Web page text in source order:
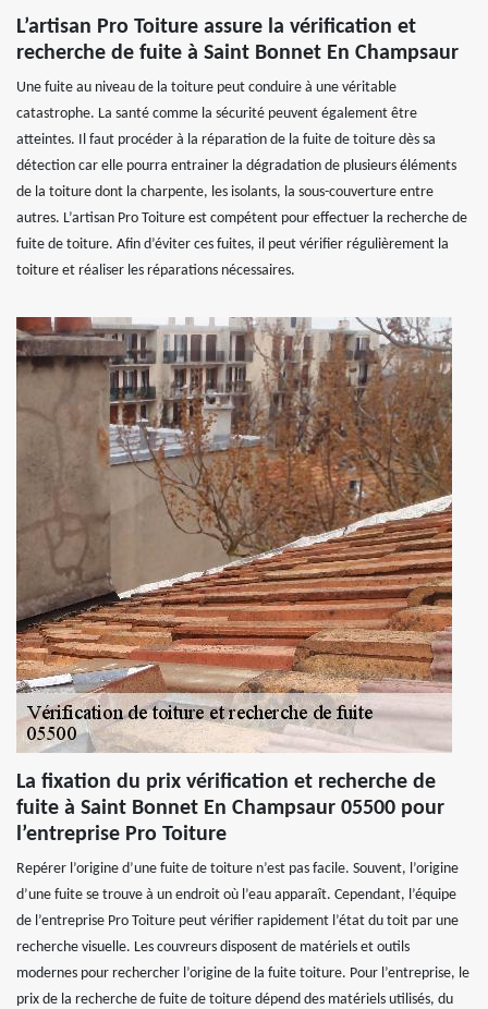
L’artisan Pro Toiture assure la vérification et
recherche de fuite à Saint Bonnet En Champsaur
Une fuite au niveau de la toiture peut conduire à une véritable
catastrophe. La santé comme la sécurité peuvent également être
atteintes. Il faut procéder à la réparation de la fuite de toiture dès sa
détection car elle pourra entrainer la dégradation de plusieurs éléments
de la toiture dont la charpente, les isolants, la sous-couverture entre
autres. L’artisan Pro Toiture est compétent pour effectuer la recherche de
fuite de toiture. Afin d’éviter ces fuites, il peut vérifier régulièrement la
toiture et réaliser les réparations nécessaires.
La fixation du prix vérification et recherche de
fuite à Saint Bonnet En Champsaur 05500 pour
l’entreprise Pro Toiture
Repérer l’origine d’une fuite de toiture n’est pas facile. Souvent, l’origine
d’une fuite se trouve à un endroit où l’eau apparaît. Cependant, l’équipe
de l’entreprise Pro Toiture peut vérifier rapidement l’état du toit par une
recherche visuelle. Les couvreurs disposent de matériels et outils
modernes pour rechercher l’origine de la fuite toiture. Pour l’entreprise, le
prix de la recherche de fuite de toiture dépend des matériels utilisés, du